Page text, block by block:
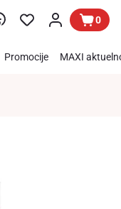
0
Promocije MAXI